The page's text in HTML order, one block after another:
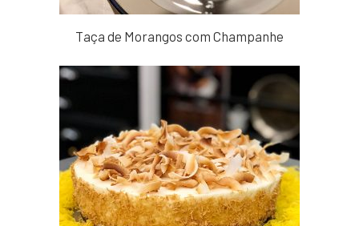
Taça de Morangos com Champanhe